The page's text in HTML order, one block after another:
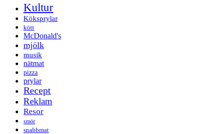
Kultur
Köksprylar
kött
McDonald's
mjölk
musik
nätmat
pizza
prylar
Recept
Reklam
Resor
smör
snabbmat